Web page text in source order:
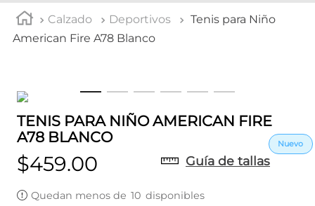
Calzado Deportivos
Tenis para Niño
American Fire A78 Blanco
TENIS PARA NIÑO AMERICAN FIRE
A78 BLANCO
$459.00 Guía de tallas
Quedan menos de 10 disponibles
5. tenis